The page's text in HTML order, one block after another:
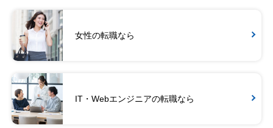
女性の転職なら
IT・Webエンジニアの転職なら